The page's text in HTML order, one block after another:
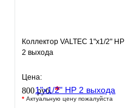
Коллектор VALTEC 1"х1/2" НР
2 выхода
Цена:
800 руб.*
* Актуальную цену пожалуйста